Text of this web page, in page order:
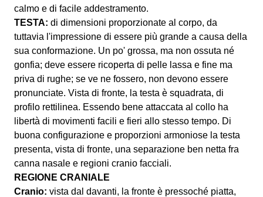
calmo e di facile addestramento.
TESTA: di dimensioni proporzionate al corpo, da
tuttavia l'impressione di essere più grande a causa della
sua conformazione. Un po' grossa, ma non ossuta né
gonfia; deve essere ricoperta di pelle lassa e fine ma
priva di rughe; se ve ne fossero, non devono essere
pronunciate. Vista di fronte, la testa è squadrata, di
profilo rettilinea. Essendo bene attaccata al collo ha
libertà di movimenti facili e fieri allo stesso tempo. Di
buona configurazione e proporzioni armoniose la testa
presenta, vista di fronte, una separazione ben netta fra
canna nasale e regioni cranio facciali.
REGIONE CRANIALE
Cranio: vista dal davanti, la fronte è pressoché piatta,